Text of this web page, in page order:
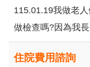
115.01.19我做老
做檢查嗎?因為我
快何時可以做? 幾
歲)約七年無月經在
住院費用諮詢